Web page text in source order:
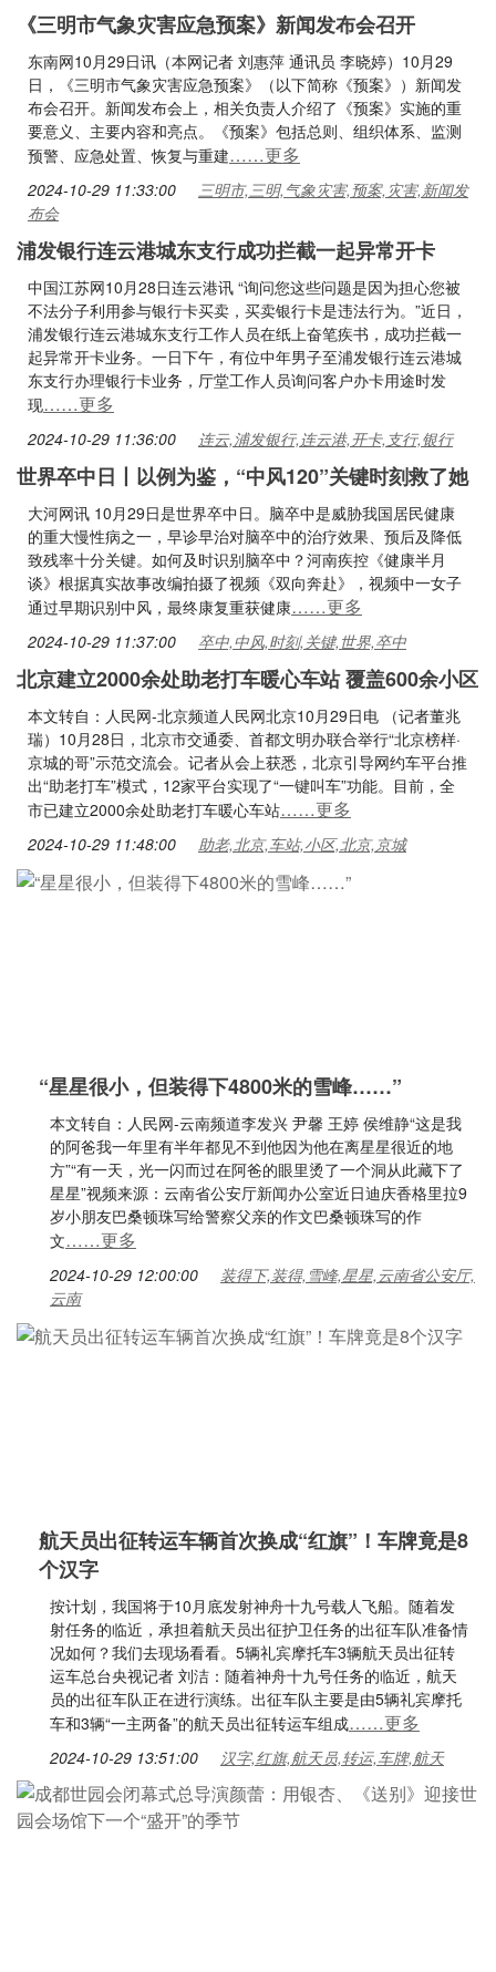
《三明市气象灾害应急预案》新闻发布会召开
东南网10月29日讯（本网记者 刘惠萍 通讯员 李晓婷）10月29
日，《三明市气象灾害应急预案》（以下简称《预案》）新闻发
布会召开。新闻发布会上，相关负责人介绍了《预案》实施的重
要意义、主要内容和亮点。《预案》包括总则、组织体系、监测
预警、应急处置、恢复与重建……更多
2024-10-29 11:33:00
三明市,三明,气象灾害,预案,灾害,新闻发
布会
浦发银行连云港城东支行成功拦截一起异常开卡
中国江苏网10月28日连云港讯 “询问您这些问题是因为担心您被
不法分子利用参与银行卡买卖，买卖银行卡是违法行为。”近日，
浦发银行连云港城东支行工作人员在纸上奋笔疾书，成功拦截一
起异常开卡业务。一日下午，有位中年男子至浦发银行连云港城
东支行办理银行卡业务，厅堂工作人员询问客户办卡用途时发
现……更多
2024-10-29 11:36:00 连云,浦发银行,连云港,开卡,支行,银行
世界卒中日丨以例为鉴，“中风120”关键时刻救了她
大河网讯 10月29日是世界卒中日。脑卒中是威胁我国居民健康
的重大慢性病之一，早诊早治对脑卒中的治疗效果、预后及降低
致残率十分关键。如何及时识别脑卒中？河南疾控《健康半月
谈》根据真实故事改编拍摄了视频《双向奔赴》，视频中一女子
通过早期识别中风，最终康复重获健康……更多
2024-10-29 11:37:00 卒中,中风,时刻,关键,世界,卒中
北京建立2000余处助老打车暖心车站 覆盖600余小区
本文转自：人民网-北京频道人民网北京10月29日电 （记者董兆
瑞）10月28日，北京市交通委、首都文明办联合举行“北京榜样·
京城的哥”示范交流会。记者从会上获悉，北京引导网约车平台推
出“助老打车”模式，12家平台实现了“一键叫车”功能。目前，全
市已建立2000余处助老打车暖心车站……更多
2024-10-29 11:48:00 助老,北京,车站,小区,北京,京城
“星星很小，但装得下4800米的雪峰……”
本文转自：人民网-云南频道李发兴 尹馨 王婷 侯维静“这是我
的阿爸我一年里有半年都见不到他因为他在离星星很近的地
方”“有一天，光一闪而过在阿爸的眼里烫了一个洞从此藏下了
星星”视频来源：云南省公安厅新闻办公室近日迪庆香格里拉9
岁小朋友巴桑顿珠写给警察父亲的作文巴桑顿珠写的作
文……更多
2024-10-29 12:00:00
装得下,装得,雪峰,星星,云南省公安厅,
云南
航天员出征转运车辆首次换成“红旗”！车牌竟是8
个汉字
按计划，我国将于10月底发射神舟十九号载人飞船。随着发
射任务的临近，承担着航天员出征护卫任务的出征车队准备情
况如何？我们去现场看看。5辆礼宾摩托车3辆航天员出征转
运车总台央视记者 刘洁：随着神舟十九号任务的临近，航天
员的出征车队正在进行演练。出征车队主要是由5辆礼宾摩托
车和3辆“一主两备”的航天员出征转运车组成……更多
2024-10-29 13:51:00 汉字,红旗,航天员,转运,车牌,航天